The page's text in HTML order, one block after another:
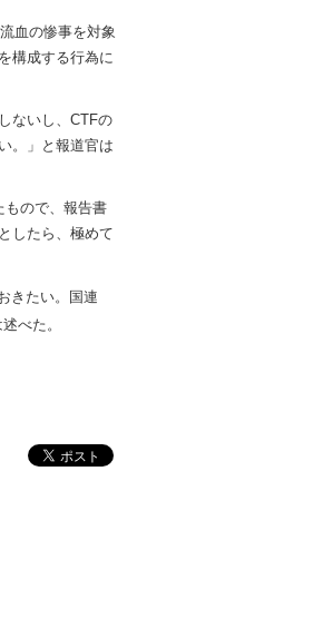
血の惨事を対象
構成する行為に
ないし、CTFの
。」と報道官は
もので、報告書
したら、極めて
きたい。国連
べた。